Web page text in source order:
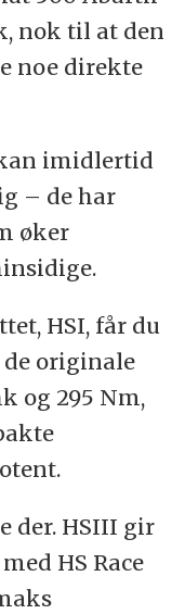
nok til at den
noe direkte
imidlertid
– de har
øker
HSI, får du
de originale
og 295 Nm,
der. HSIII gir
HS Race